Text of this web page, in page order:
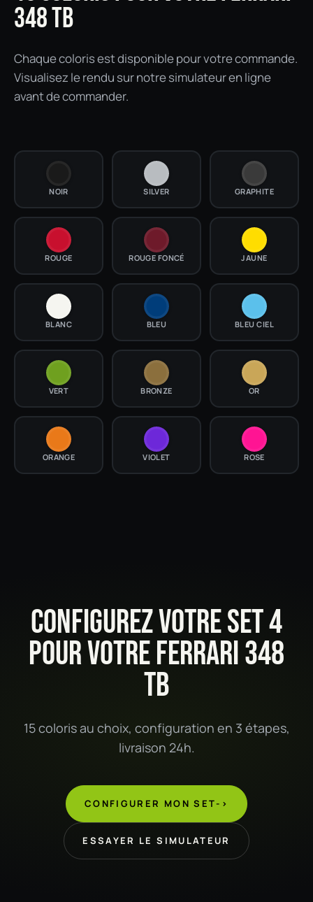
348 TB
Chaque coloris est disponible pour votre commande.
Visualisez le rendu sur notre simulateur en ligne
avant de commander.
NOIR SILVER GRAPHITE
ROUGE ROUGE FONCÉ JAUNE
BLANC BLEU BLEU CIEL
VERT BRONZE OR
ORANGE VIOLET ROSE
CONFIGUREZ VOTRE SET 4
POUR VOTRE FERRARI 348
TB
15 coloris au choix, configuration en 3 étapes,
livraison 24h.
CONFIGURER MON SET->
ESSAYER LE SIMULATEUR